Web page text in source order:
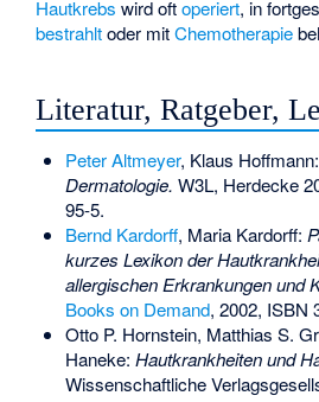
Hautkrebs wird oftoperiert, in
bestrahltoder mitChemotherapie
Literatur, Ratgeber,
Peter Altmeyer, Klaus Hoffmann:
Dermatologie. W3L, Herdecke
95-5.
Bernd Kardorff, Maria Kardorff:
kurzes Lexikon der
allergischen Erkrankungen und
Books on Demand, 2002, ISBN
Otto P. Hornstein, Matthias S.
Haneke: Hautkrankheiten und
Wissenschaftliche